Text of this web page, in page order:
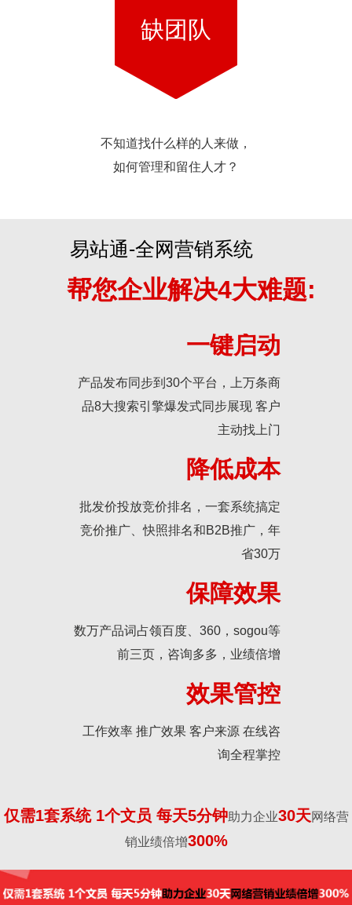
缺团队
不知道找什么样的人来做，
如何管理和留住人才？
易站通-全网营销系统
帮您企业解决4大难题:
一键启动
产品发布同步到30个平台，上万条商
品8大搜索引擎爆发式同步展现 客户
主动找上门
降低成本
批发价投放竞价排名，一套系统搞定
竞价推广、快照排名和B2B推广，年
省30万
保障效果
数万产品词占领百度、360，sogou等
前三页，咨询多多，业绩倍增
效果管控
工作效率 推广效果 客户来源 在线咨
询全程掌控
仅需1套系统 1个文员 每天5分钟助力企业30天网络营
销业绩倍增300%